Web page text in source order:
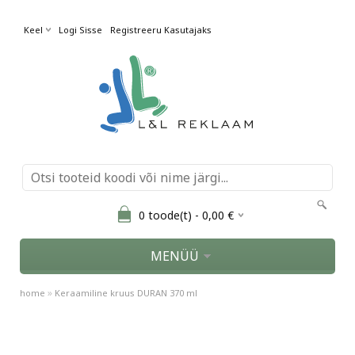
Keel Logi Sisse Registreeru Kasutajaks
0 toode(t) - 0,00 €
MENÜÜ
home » Keraamiline kruus DURAN 370 ml